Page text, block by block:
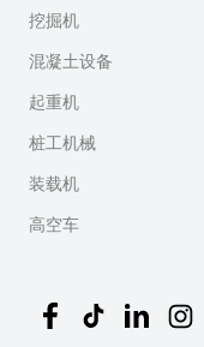
挖掘机
混凝土设备
起重机
桩工机械
装载机
高空车